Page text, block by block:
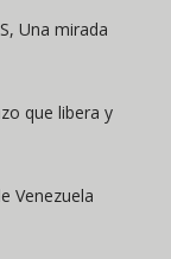
Una mirada
que libera y
Venezuela